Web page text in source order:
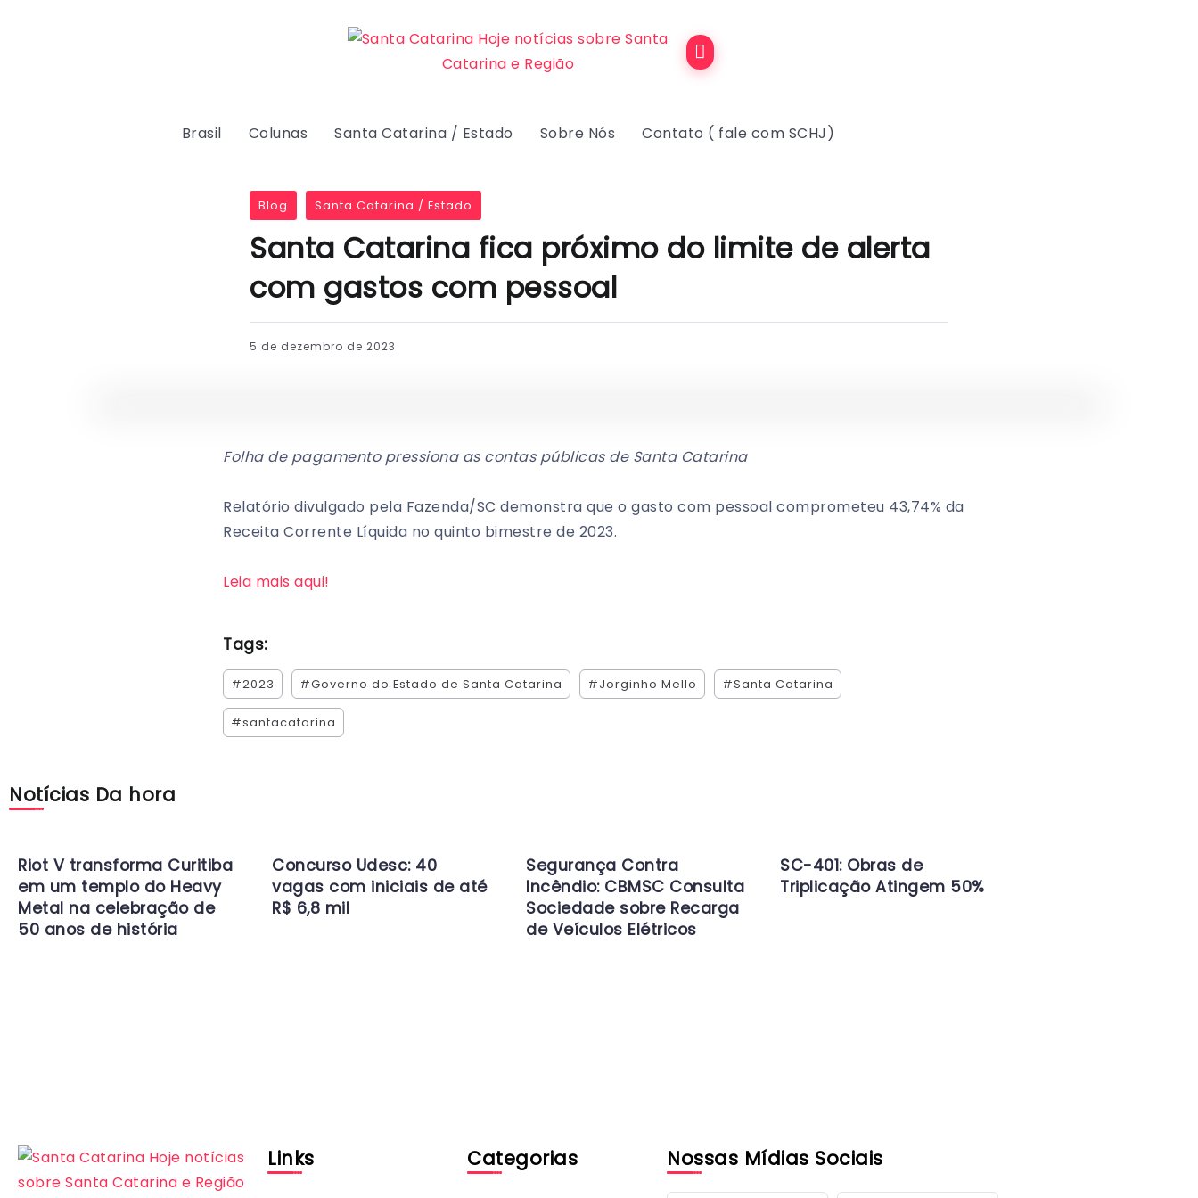
Brasil Colunas Santa Catarina / Estado Sobre Nós Contato ( fale com SCHJ)
Blog Santa Catarina / Estado
Santa Catarina fica próximo do limite de alerta
com gastos com pessoal
5 de dezembro de 2023
Folha de pagamento pressiona as contas públicas de Santa Catarina
Relatório divulgado pela Fazenda/SC demonstra que o gasto com pessoal comprometeu 43,74% da
Receita Corrente Líquida no quinto bimestre de 2023.
Leia mais aqui!
Tags:
#2023 #Governo do Estado de Santa Catarina #Jorginho Mello #Santa Catarina
#santacatarina
Notícias Da hora
Riot V transforma Curitiba
em um templo do Heavy
Metal na celebração de
50 anos de história
Concurso Udesc: 40
vagas com iniciais de até
R$ 6,8 mil
Segurança Contra
Incêndio: CBMSC Consulta
Sociedade sobre Recarga
de Veículos Elétricos
SC-401: Obras de
Triplicação Atingem 50%
Links Categorias Nossas Mídias Sociais